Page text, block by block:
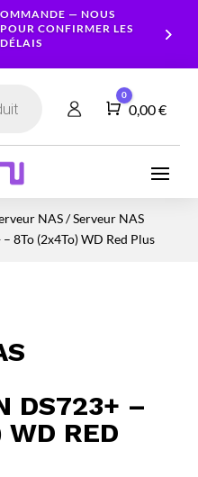
— NOUS
CONFIRMER LES
Panier
0
0,00€
NAS/ Serveur NAS
8To (2x4To) WD Red Plus
DS723+ –
RED
Serveur
NAS
Caméras
Serveurs
SmartphonesLogiciels